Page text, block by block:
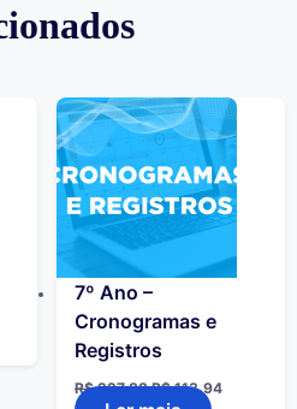
7º Ano –
Cronogramas e
Registros
R$227,88 R$113,94